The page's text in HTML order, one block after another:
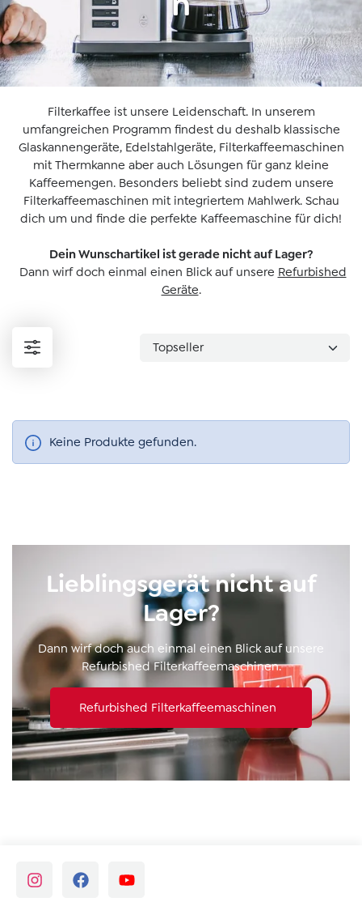
Filterkaffee ist unsere Leidenschaft. In unserem
umfangreichen Programm findest du deshalb klassische
Glaskannengeräte, Edelstahlgeräte, Filterkaffeemaschinen
mit Thermkanne aber auch Lösungen für ganz kleine
Kaffeemengen. Besonders beliebt sind zudem unsere
Filterkaffeemaschinen mit integriertem Mahlwerk. Schau
dich um und finde die perfekte Kaffeemaschine für dich!
Dein Wunschartikel ist gerade nicht auf Lager?
Dann wirf doch einmal einen Blick auf unsere Refurbished
Geräte.
Keine Produkte gefunden.
Lieblingsgerät nicht auf
Lager?
Dann wirf doch auch einmal einen Blick auf unsere
Refurbished Filterkaffeemaschinen.
Refurbished Filterkaffeemaschinen